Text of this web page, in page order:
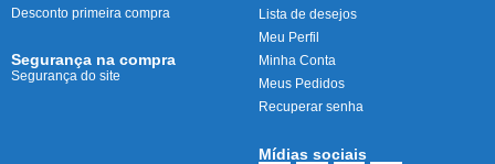
Desconto primeira compra
Segurança na compra
Segurança do site
Lista de desejos
Meu Perfil
Minha Conta
Meus Pedidos
Recuperar senha
Mídias sociais